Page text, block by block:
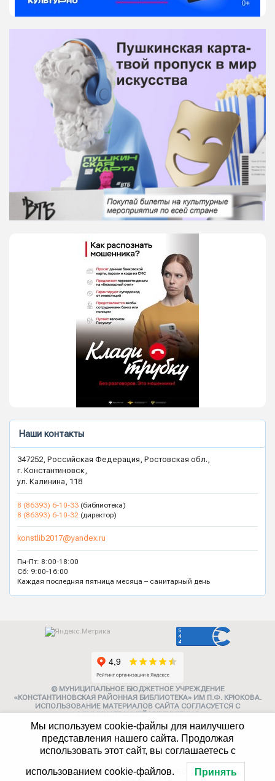
Наши контакты
347252, Российская Федерация, Ростовская обл.,
г. Константиновск,
ул. Калинина, 118
8 (86393) 6-10-33 (библиотека)
8 (86393) 6-10-32 (директор)
konstlib2017@yandex.ru
Пн-Пт: 8:00-18:00
Сб: 9:00-16:00
Каждая последняя пятница месяца – санитарный день
Мы используем cookie-файлы для наилучшего
представления нашего сайта. Продолжая
использовать этот сайт, вы соглашаетесь с
использованием cookie-файлов. Принять
© МУНИЦИПАЛЬНОЕ БЮДЖЕТНОЕ УЧРЕЖДЕНИЕ
«КОНСТАНТИНОВСКАЯ РАЙОННАЯ БИБЛИОТЕКА» ИМ П.Ф. КРЮКОВА.
ИСПОЛЬЗОВАНИЕ МАТЕРИАЛОВ САЙТА СОГЛАСУЕТСЯ С
АДМИНИСТРАЦИЕЙ УЧРЕЖДЕНИЯ
Карта сайта
Политика конфиденциальности
347252, г. Константиновск,